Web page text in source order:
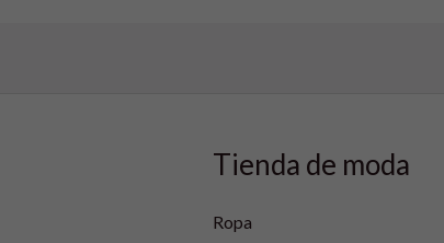
Tienda de moda
Ropa